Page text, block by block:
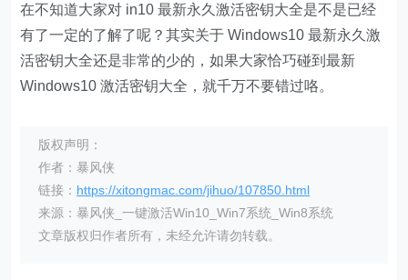
在不知道大家对 in10 最新永久激活密钥大全是不是已经
有了一定的了解了呢？其实关于 Windows10 最新永久激
活密钥大全还是非常的少的，如果大家恰巧碰到最新
Windows10 激活密钥大全，就千万不要错过咯。
版权声明：
作者：暴风侠
链接： https://xitongmac.com/jihuo/107850.html
来源：暴风侠_一键激活Win10_Win7系统_Win8系统
文章版权归作者所有，未经允许请勿转载。